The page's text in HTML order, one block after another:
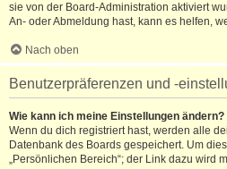
sie von der Board-Administration aktiviert
An- oder Abmeldung hast, kann es helfen,
Nach oben
Benutzerpräferenzen und -
Wie kann ich meine Einstellungen ändern?
Wenn du dich registriert hast, werden alle
Datenbank des Boards gespeichert. Um
„Persönlichen Bereich“; der Link dazu wird